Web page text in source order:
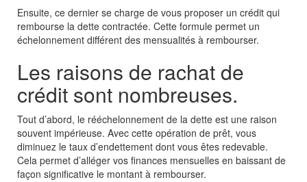
Ensuite, ce dernier se charge de vous proposer un crédit qui
rembourse la dette contractée. Cette formule permet un
échelonnement différent des mensualités à rembourser.
Les raisons de rachat de
crédit sont nombreuses.
Tout d’abord, le rééchelonnement de la dette est une raison
souvent impérieuse. Avec cette opération de prêt, vous
diminuez le taux d’endettement dont vous êtes redevable.
Cela permet d’alléger vos finances mensuelles en baissant de
façon significative le montant à rembourser.